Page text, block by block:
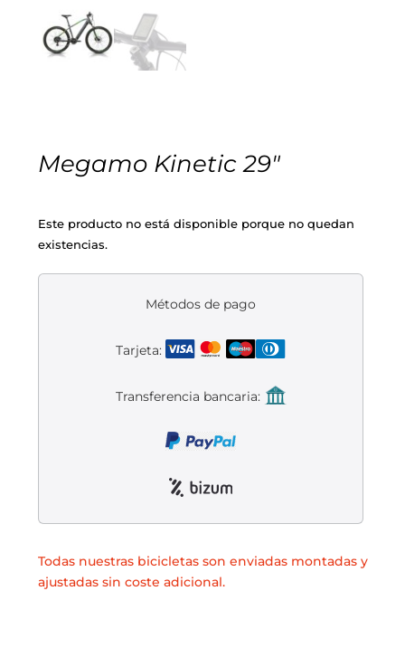
Eléctricas
Montajes a la Carta
Pedales
Ruedas
Suspensión
Transmisión
Gafas
Puños y cintas
Bombas
Portabidones
Varios accesorios
Liquidación accesorios
Mantenimiento de bicicletas
Equipaciones gr-100
Ropa
Calcetines
Outlet equipación
REBAJAS
Megamo Kinetic 29″
Este producto no está disponible porque no quedan
existencias.
Métodos de pago
Tarjeta:
Transferencia bancaria:
Todas nuestras bicicletas son enviadas montadas y
ajustadas sin coste adicional.